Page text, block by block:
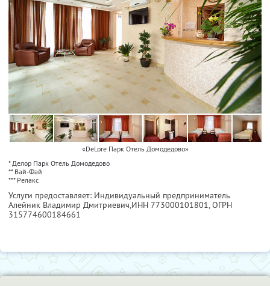
«DeLore Парк Отель Домодедово»
* Делор Парк Отель Домодедово
** Вай-Фай
*** Релакс
Услуги предоставляет: Индивидуальный предприниматель
Алейник Владимир Дмитриевич,ИНН 773000101801, ОГРН
315774600184661